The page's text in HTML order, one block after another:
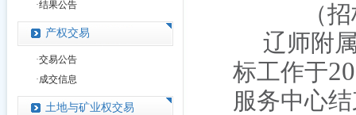
·结果公告
产权交易
·交易公告
·成交信息
土地与矿业权交易
（
辽师附
标工作于
服务中心